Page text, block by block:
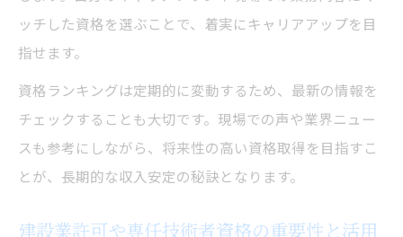
ッチした資格を選ぶことで、着実にキャリアアップを目
指せます。
資格ランキングは定期的に変動するため、最新の情報を
チェックすることも大切です。現場での声や業界ニュー
スも参考にしながら、将来性の高い資格取得を目指すこ
とが、長期的な収入安定の秘訣となります。
建設業許可や専任技術者資格の重要性と活用